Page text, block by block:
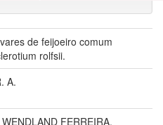
de feijoeiro comum
rolfsii.
A.
FERREIRA,